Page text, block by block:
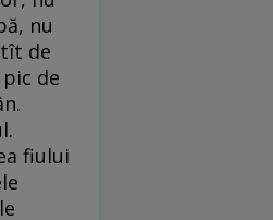
nu
de
de
fiului